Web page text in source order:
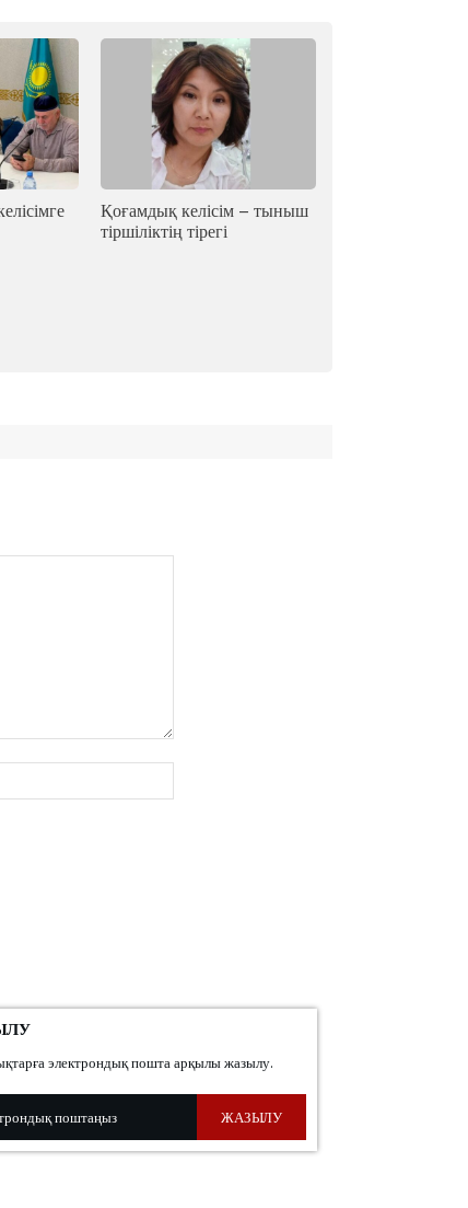
Қоғамдық келісім – тыныш
тіршіліктің тірегі
сайт:
электрондық пошта арқылы жазылу.
ЖАЗЫЛУ